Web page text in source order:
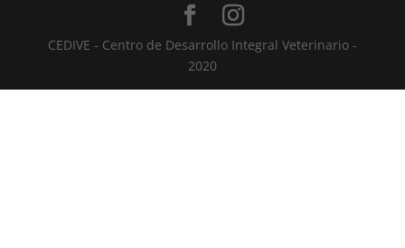
CEDIVE - Centro de Desarrollo Integral Veterinario -
2020